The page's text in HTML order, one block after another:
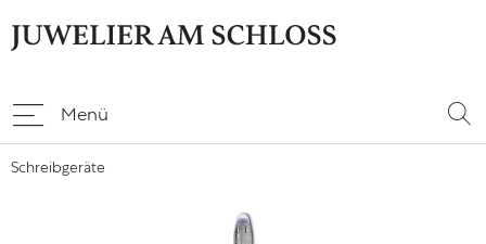
Menü
Schreibgeräte